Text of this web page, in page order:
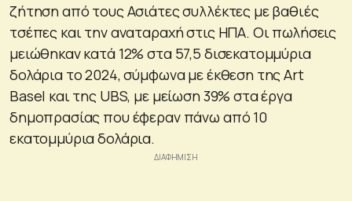
ζήτηση από τους Ασιάτες συλλέκτες με βαθιές
τσέπες και την αναταραχή στις ΗΠΑ. Οι πωλήσεις
μειώθηκαν κατά 12% στα 57,5 ​​δισεκατομμύρια
δολάρια το 2024, σύμφωνα με έκθεση της Art
Basel και της UBS, με μείωση 39% στα έργα
δημοπρασίας που έφεραν πάνω από 10
εκατομμύρια δολάρια.